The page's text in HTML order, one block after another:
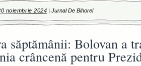
noiembrie 2024 |Jurnal De Bihorel
săptămânii: Bolovan a
crâncenă pentru